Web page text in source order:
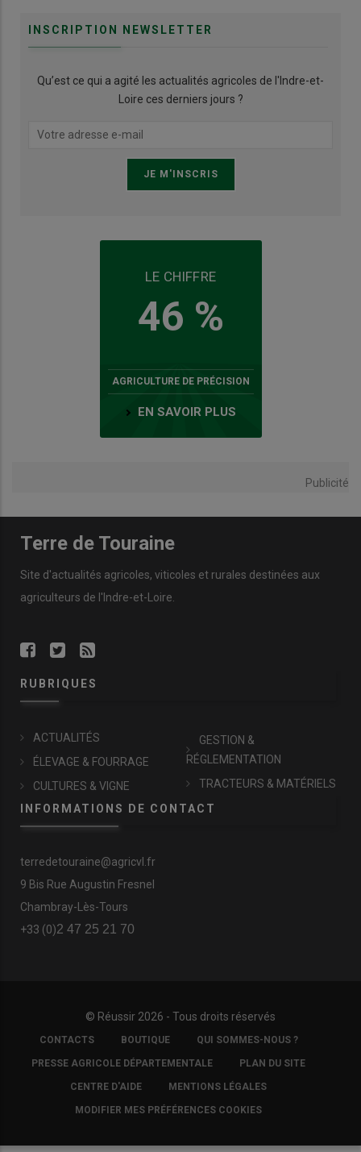
INSCRIPTION NEWSLETTER
Qu’est ce qui a agité les actualités agricoles de l'Indre-et-
Loire ces derniers jours ?
LE CHIFFRE
46 %
AGRICULTURE DE PRÉCISION
EN SAVOIR PLUS
Publicité
Terre de Touraine
Site d'actualités agricoles, viticoles et rurales destinées aux
agriculteurs de l'Indre-et-Loire.
RUBRIQUES
ACTUALITÉS
ÉLEVAGE & FOURRAGE
CULTURES & VIGNE
GESTION &
RÉGLEMENTATION
TRACTEURS & MATÉRIELS
INFORMATIONS DE CONTACT
terredetouraine@agricvl.fr
9 Bis Rue Augustin Fresnel
Chambray-Lès-Tours
+33 (0)2 47 25 21 70
© Réussir 2026 - Tous droits réservés
FOOTER
COPYRIGHT
CONTACTS BOUTIQUE QUI SOMMES-NOUS ?
PRESSE AGRICOLE DÉPARTEMENTALE PLAN DU SITE
CENTRE D'AIDE MENTIONS LÉGALES
MODIFIER MES PRÉFÉRENCES COOKIES